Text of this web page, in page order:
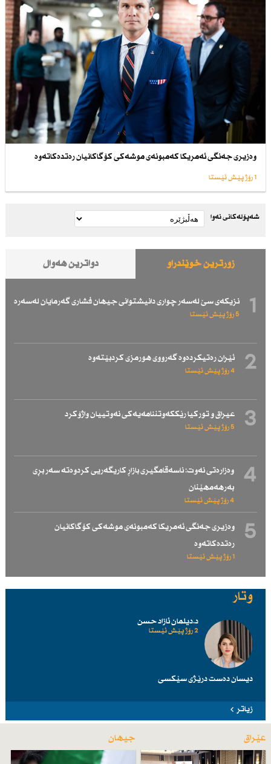
وەزیری جەنگی ئەمریكا كەمبونەی موشەكی كۆگاكانیان رەتدەكاتەوە
1 رۆژ پێش ئێستا
شەپۆلەکانی نەوا
زۆرترین خوێندراو دواترین هەواڵ
1 نزیكەی سێ لەسەر چواری دانیشتوانی جیهان فشاری گەرمایان لەسەرە
5 رۆژ پێش ئێستا
2 ئێران رەتیكردەوە گەرووی هورمزی كردبێتەوە
4 رۆژ پێش ئێستا
3 عیراق و توركیا رێككەوتننامەیەكی نەوتییان واژۆكرد
5 رۆژ پێش ئێستا
4
وەزارەتی نەوت: ناسەقامگیری بازاڕ كاریگەریی كردوەتە سەر بڕی
بەرهەمهێنان
4 رۆژ پێش ئێستا
5
وەزیری جەنگی ئەمریكا كەمبونەی موشەكی كۆگاكانیان
رەتدەكاتەوە
1 رۆژ پێش ئێستا
وتار
د.دیلمان ئازاد حسن
2 رۆژ پێش ئێستا
دیسان دەست درێژی سێكسی
زیاتر
عێراق جیهان